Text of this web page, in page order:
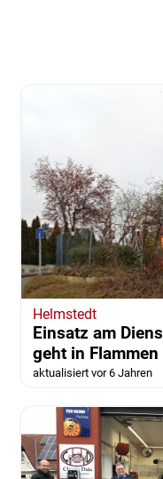
Helmstedt
Einsatz am
geht in
aktualisiert vor 6 Jahren